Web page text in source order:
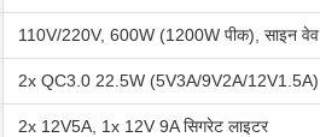
110V/220V, 600W (1200W पीक), साइन वेव
2x QC3.0 22.5W (5V3A/9V2A/12V1.5A)
2x 12V5A, 1x 12V 9A सिगरेट लाइटर